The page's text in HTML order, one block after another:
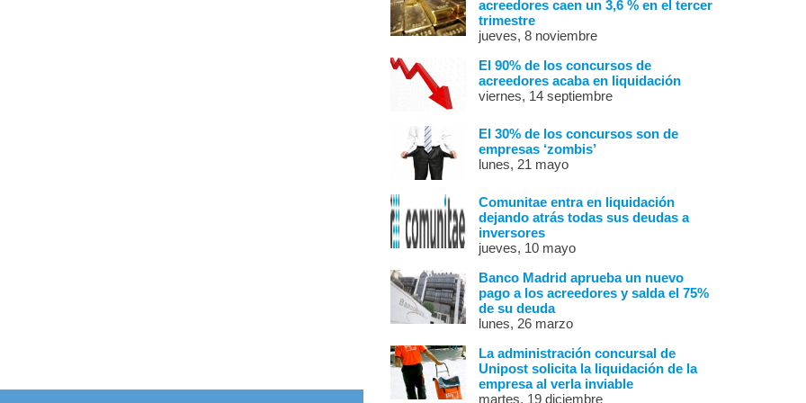
acreedores caen un 3,6 % en el tercer
trimestre
jueves, 8 noviembre
El 90% de los concursos de
acreedores acaba en liquidación
viernes, 14 septiembre
El 30% de los concursos son de
empresas ‘zombis’
lunes, 21 mayo
Comunitae entra en liquidación
dejando atrás todas sus deudas a
inversores
jueves, 10 mayo
Banco Madrid aprueba un nuevo
pago a los acreedores y salda el 75%
de su deuda
lunes, 26 marzo
La administración concursal de
Unipost solicita la liquidación de la
empresa al verla inviable
martes, 19 diciembre